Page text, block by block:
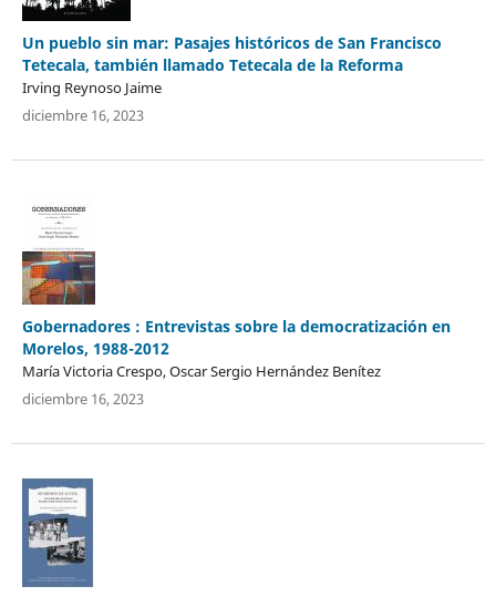
Un pueblo sin mar: Pasajes históricos de San Francisco
Tetecala, también llamado Tetecala de la Reforma
Irving Reynoso Jaime
diciembre 16, 2023
Gobernadores : Entrevistas sobre la democratización en
Morelos, 1988-2012
María Victoria Crespo, Oscar Sergio Hernández Benítez
diciembre 16, 2023